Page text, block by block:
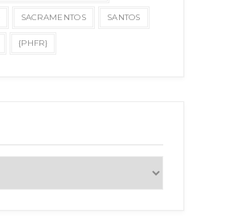
SACRAMENTOS SANTOS
{PHFR}